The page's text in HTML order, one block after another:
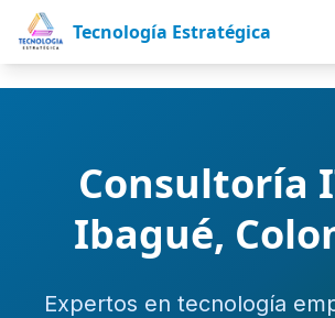
Tecnología Estratégica
Consultoría
Ibagué,
Expertos en tecnología